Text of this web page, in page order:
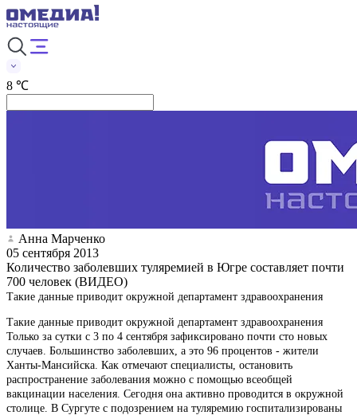
8 ℃
Анна Марченко
05 сентября 2013
Количество заболевших туляремией в Югре составляет почти
700 человек (ВИДЕО)
Такие данные приводит окружной департамент здравоохранения
Такие данные приводит окружной департамент здравоохранения
Только за сутки с 3 по 4 сентября зафиксировано почти сто новых
случаев. Большинство заболевших, а это 96 процентов - жители
Ханты-Мансийска. Как отмечают специалисты, остановить
распространение заболевания можно с помощью всеобщей
вакцинации населения. Сегодня она активно проводится в окружной
столице. В Сургуте с подозрением на туляремию госпитализированы